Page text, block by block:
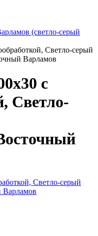
(светло-серый
Светло-серый
Варламов
с
Светло-